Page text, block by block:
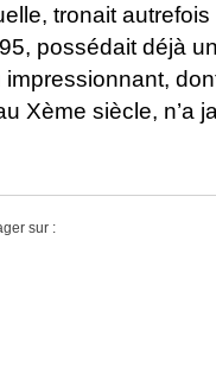
tronait
possédait déjà
Xème siècle, n’a
sur :